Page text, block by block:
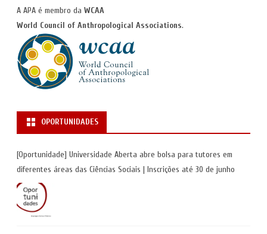
A APA é membro da WCAA
World Council of Anthropological Associations.
OPORTUNIDADES
[Oportunidade] Universidade Aberta abre bolsa para tutores em
diferentes áreas das Ciências Sociais | Inscrições até 30 de junho